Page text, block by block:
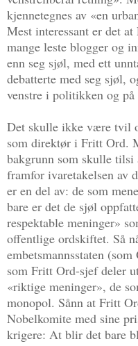
kjennetegnes av «en
Mest interessant er det
mange leste blogger og
enn seg sjøl, med ett
debatterte med seg sjøl,
venstre i politikken og
Det skulle ikke være tvil
som direktør i Fritt Ord.
bakgrunn som skulle
framfor ivaretakelsen av
er en del av: de som
bare er det de sjøl
respektable meninger»
offentlige ordskiftet. Så
embetsmannsstaten
som Fritt Ord-sjef deler
«riktige meninger», de
monopol. Sånn at Fritt
Nobelkomite med sine
krigere: At blir det bare